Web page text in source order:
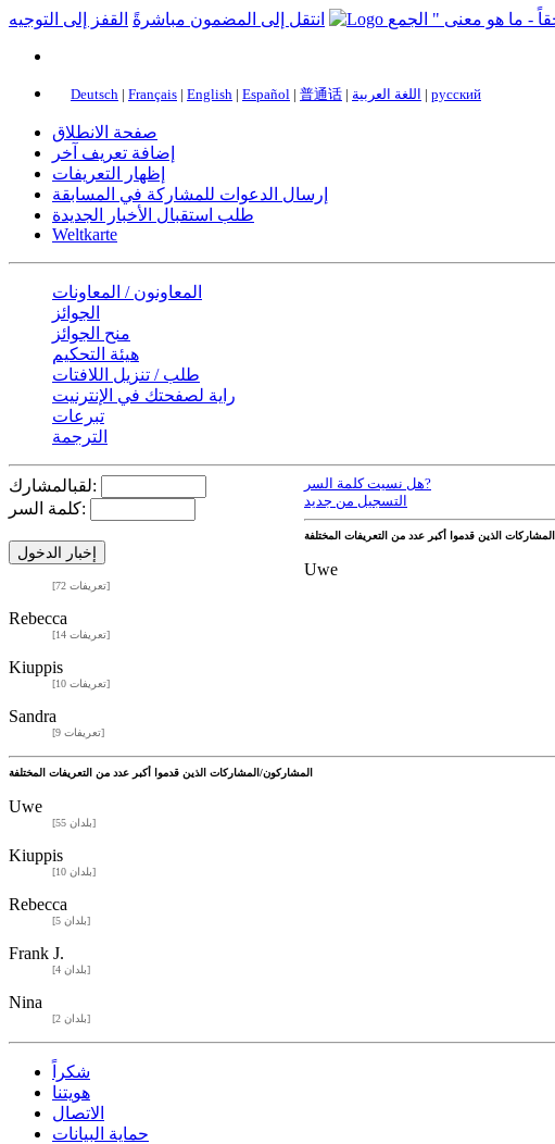
انتقل إلى المضمون مباشرةً القفز إلى التوجيه
Deutsch | Français | English | Español | 普通话 | اللغة العربية | русский
صفحة الانطلاق
إضافة تعريف آخر
إظهار التعريفات
إرسال الدعوات للمشاركة في المسابقة
طلب استقبال الأخبار الجديدة
Weltkarte
المعاونون / المعاونات
الجوائز
منح الجوائز
هيئة التحكيم
طلب / تنزيل اللافتات
راية لصفحتك في الإنترنيت
تبرعات
الترجمة
لقبالمشارك:
كلمة السر:
هل نسيت كلمة السر?
التسجيل من جديد
Uwe
[72 تعريفات]
Rebecca
[14 تعريفات]
Kiuppis
[10 تعريفات]
Sandra
[9 تعريفات]
المشاركون/المشاركات الذين قدموا أكبر عدد من التعريفات المختلفة
Uwe
[55 بلدان]
Kiuppis
[10 بلدان]
Rebecca
[5 بلدان]
Frank J.
[4 بلدان]
Nina
[2 بلدان]
شكراً
هويتنا
الاتصال
حماية البيانات